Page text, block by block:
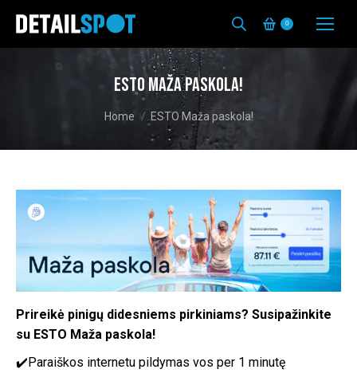
0
ESTO Maža paskola!
You are here:
Home ESTO Maža paskola!
Prireikė pinigų didesniems pirkiniams? Susipažinkite
su ESTO Maža paskola!
✔️Paraiškos internetu pildymas vos per 1 minutę